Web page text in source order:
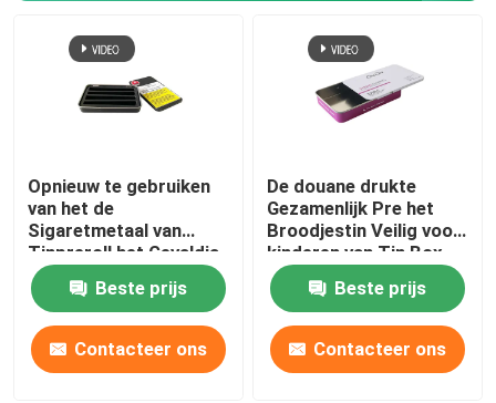
Opnieuw te gebruiken
van het de
Sigaretmetaal van
Tinpreroll het Gevaldia
Veilig voor kinderen Tin
Box
Beste prijs
Contacteer ons
De douane drukte
Gezamenlijk Pre het
Broodjestin Veilig voor
kinderen van Tin Box
Beste prijs
Contacteer ons